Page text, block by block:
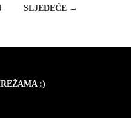
SLJEDEĆE →
:)